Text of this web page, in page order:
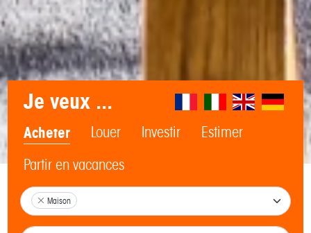
Je veux ...
Acheter Louer Investir
Estimer
Partir en vacances
Maison